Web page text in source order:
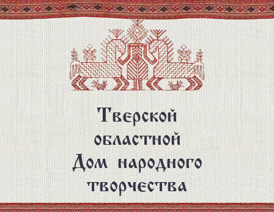
Перейти
к
основному
содержанию
Тверской
областной
Дом народного
творчества